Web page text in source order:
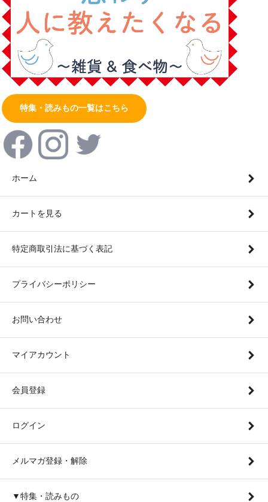
特集・読みもの一覧はこちら
ホーム
カートを見る
特定商取引法に基づく表記
プライバシーポリシー
お問い合わせ
マイアカウント
会員登録
ログイン
メルマガ登録・解除
▼特集・読みもの